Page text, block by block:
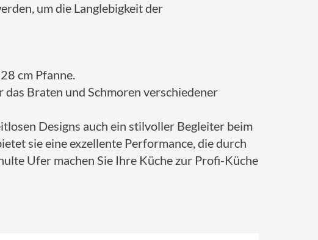
um die Langlebigkeit der
cm Pfanne.
Braten und Schmoren verschiedener
Designs auch ein stilvoller Begleiter beim
sie eine exzellente Performance, die durch
Ufer machen Sie Ihre Küche zur Profi-Küche